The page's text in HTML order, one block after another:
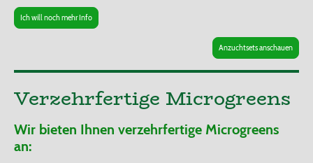
Ich will noch mehr Info
Anzuchtsets anschauen
Verzehrfertige Microgreens
Wir bieten Ihnen verzehrfertige Microgreens
an: